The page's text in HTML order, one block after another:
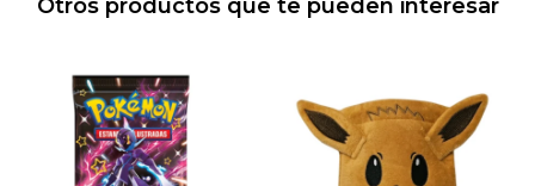
Otros productos que te pueden interesar